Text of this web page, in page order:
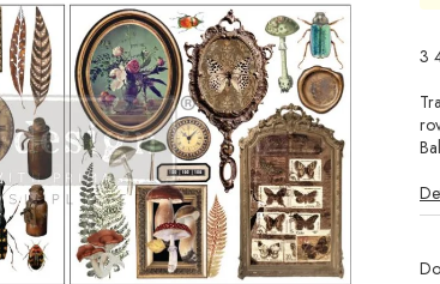
3
z
5